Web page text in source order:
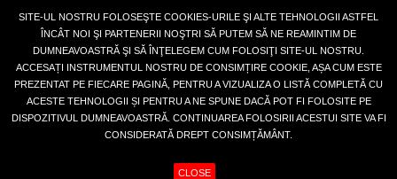
Autentifică-te
COŞ (GOL)
SITE-UL NOSTRU FOLOSEŞTE COOKIES-URILE ŞI ALTE TEHNOLOGII ASTFEL
ÎNCÂT NOI ŞI PARTENERII NOŞTRI SĂ PUTEM SĂ NE REAMINTIM DE
DUMNEAVOASTRĂ ŞI SĂ ÎNŢELEGEM CUM FOLOSIŢI SITE-UL NOSTRU.
ACCESAȚI INSTRUMENTUL NOSTRU DE CONSIMȚIRE COOKIE, AȘA CUM ESTE
PREZENTAT PE FIECARE PAGINĂ, PENTRU A VIZUALIZA O LISTĂ COMPLETĂ CU
ACESTE TEHNOLOGII ȘI PENTRU A NE SPUNE DACĂ POT FI FOLOSITE PE
DISPOZITIVUL DUMNEAVOASTRĂ. CONTINUAREA FOLOSIRII ACESTUI SITE VA FI
CONSIDERATĂ DREPT CONSIMȚĂMÂNT.
CLOSE